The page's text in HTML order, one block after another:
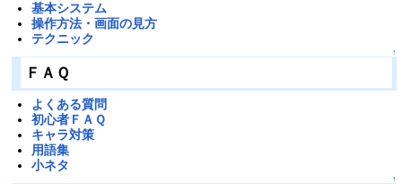
基本システム
操作方法・画面の見方
テクニック
↑
ＦＡＱ
よくある質問
初心者ＦＡＱ
キャラ対策
用語集
小ネタ
↑